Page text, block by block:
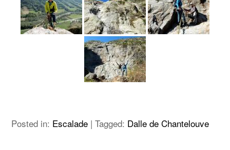
Posted in: Escalade |Tagged: Dalle de Chantelouve